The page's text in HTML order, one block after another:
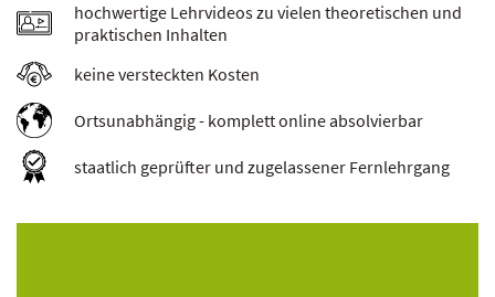
hochwertige Lehrvideos zu vielen theoretischen und
praktischen Inhalten
keine versteckten Kosten
Ortsunabhängig - komplett online absolvierbar
staatlich geprüfter und zugelassener Fernlehrgang